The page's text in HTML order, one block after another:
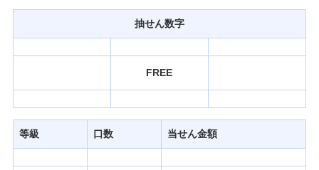
みずほATM宝くじサービス
みずほ銀行について
抽せん数字
FREE
等級 口数 当せん金額